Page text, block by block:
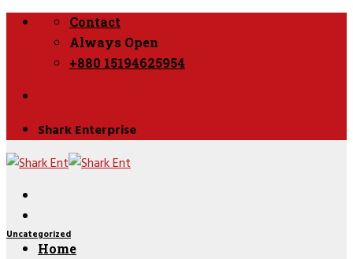
Skip
Contact
Always Open
+880 15194625954
Shark Enterprise
Home
Uncategorized